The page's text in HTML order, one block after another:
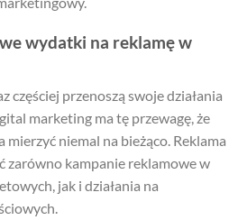
wydatki na reklamę w
częściej przenoszą swoje działania
marketing ma tę przewagę, że
mierzyć niemal na bieżąco. Reklama
zarówno kampanie reklamowe w
jak i działania na